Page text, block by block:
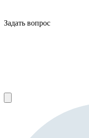
Задать вопрос